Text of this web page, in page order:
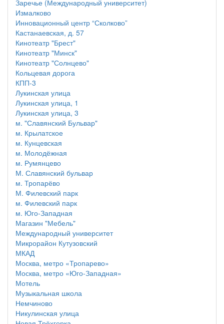
Заречье (Международный университет)
Измалково
Инновационный центр “Сколково”
Кастанаевская, д. 57
Кинотеатр "Брест"
Кинотеатр "Минск"
Кинотеатр "Солнцево"
Кольцевая дорога
КПП-3
Лукинская улица
Лукинская улица, 1
Лукинская улица, 3
м. "Славянский Бульвар"
м. Крылатское
м. Кунцевская
м. Молодёжная
м. Румянцево
М. Славянский бульвар
м. Тропарёво
М. Филевский парк
м. Филевский парк
м. Юго-Западная
Магазин "Мебель"
Международный университет
Микрорайон Кутузовский
МКАД
Москва, метро «Тропарево»
Москва, метро «Юго-Западная»
Мотель
Музыкальная школа
Немчиново
Никулинская улица